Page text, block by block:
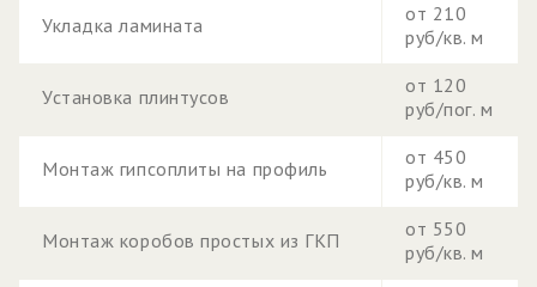
Укладка ламината
от 210
руб/кв. м
Установка плинтусов
от 120
руб/пог. м
Монтаж гипсоплиты на профиль
от 450
руб/кв. м
Монтаж коробов простых из ГКП
от 550
руб/кв. м